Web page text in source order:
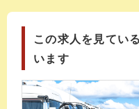
この求人を見てい
います